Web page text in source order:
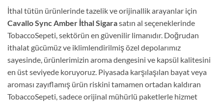
İthal tütün ürünlerinde tazelik ve orijinallik arayanlar için
Cavallo Sync Amber İthal Sigarasatın al seçeneklerinde
TobaccoSepeti, sektörün en güvenilir limanıdır. Doğrudan
ithalat gücümüz ve iklimlendirilmiş özel depolarımız
sayesinde, ürünlerimizin aroma dengesini ve kapsül kalitesini
en üst seviyede koruyoruz. Piyasada karşılaşılan bayat veya
aroması zayıflamış ürün riskini tamamen ortadan kaldıran
TobaccoSepeti, sadece orijinal mühürlü paketlerle hizmet